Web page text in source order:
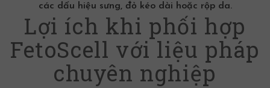
các dấu hiệu sưng, đỏ kéo dài hoặc rộp da.
Lợi ích khi phối hợp
FetoScell với liệu pháp
chuyên nghiệp